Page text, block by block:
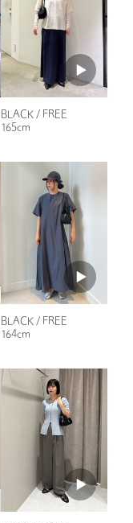
ので出し入れがしや
もので、商品の効果や性
BLACK / FREE
165cm
BLACK / FREE
164cm